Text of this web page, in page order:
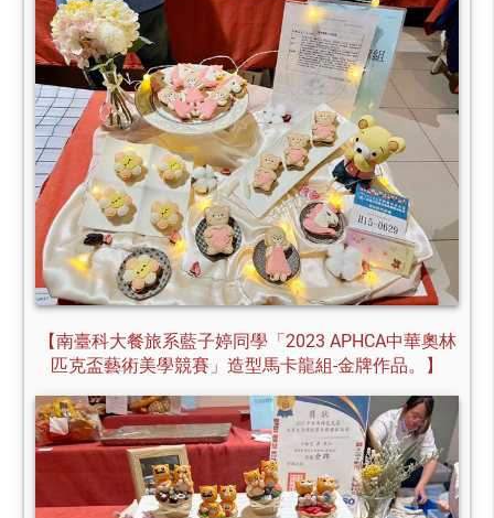
【南臺科大餐旅系藍子婷同學「2023 APHCA中華奧林
匹克盃藝術美學競賽」造型馬卡龍組-金牌作品。】